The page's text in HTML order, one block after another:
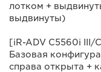
лотком +
выдвинуты)
[iR-ADV C5560i III/
Базовая
справа открыта +